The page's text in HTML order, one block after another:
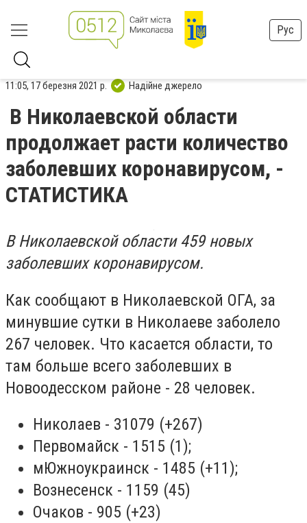
Рус
11:05, 17 березня 2021 р. Надійне джерело
В Николаевской области
продолжает расти количество
заболевших коронавирусом, -
СТАТИСТИКА
В Николаевской области 459 новых
заболевших коронавирусом.
Как сообщают в Николаевской ОГА, за
минувшие сутки в Николаеве заболело
267 человек. Что касается области, то
там больше всего заболевших в
Новоодесском районе - 28 человек.
Николаев - 31079 (+267)
Первомайск - 1515 (1);
мЮжноукраинск - 1485 (+11);
Вознесенск - 1159 (45)
Очаков - 905 (+23)